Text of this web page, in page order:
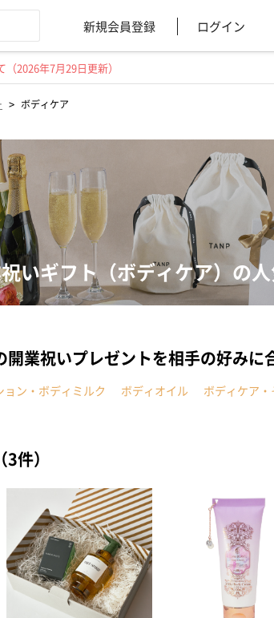
新規会員登録 ログイン
2026年7月29日更新）
> ボディケア
いギフト（ボディケア）の
開業祝いプレゼントを相手の好みに
ン・ボディミルク ボディオイル ボディケア
件）